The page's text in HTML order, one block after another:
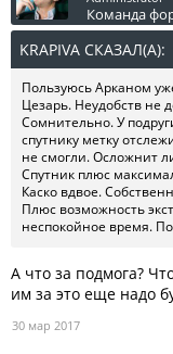
Команда
KRAPIVA СКАЗАЛ(А):
Пользуюсь Арканом
Цезарь. Неудобств не
Сомнительно. У
спутнику метку
не смогли. Осложнит
Спутник плюс
Каско вдвое.
Плюс возможность
неспокойное время.
А что за подмога?
им за это еще надо
30 мар 2017